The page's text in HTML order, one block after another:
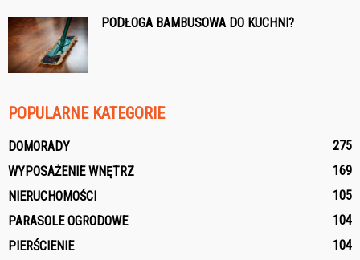
PODŁOGA BAMBUSOWA DO KUCHNI?
POPULARNE KATEGORIE
DOMORADY
275
WYPOSAŻENIE WNĘTRZ
169
NIERUCHOMOŚCI
105
PARASOLE OGRODOWE
104
PIERŚCIENIE
104